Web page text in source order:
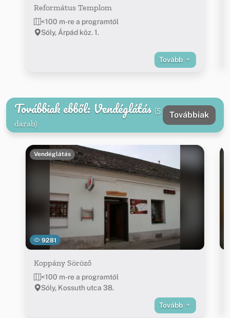
Református Templom
<100 m-re a programtól
Sóly, Árpád köz. 1.
Tovább
Továbbiak ebből: Vendéglátás (5
darab)
Továbbiak
9281
Vendéglátás
Koppány Söröző
<100 m-re a programtól
Sóly, Kossuth utca 38.
Tovább